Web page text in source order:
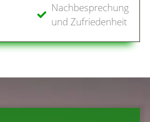
Nachbesprechung
und Zufriedenheit